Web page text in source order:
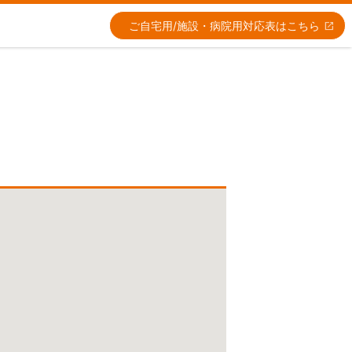
ご自宅用/施設・病院用対応表はこちら